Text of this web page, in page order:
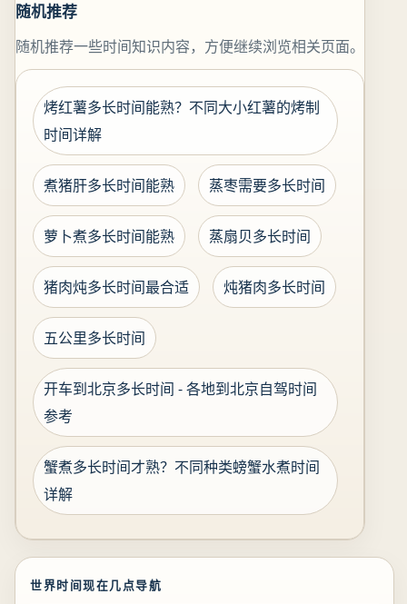
随机推荐
随机推荐一些时间知识内容，方便继续浏览相关页面。
烤红薯多长时间能熟？不同大小红薯的烤制
时间详解
煮猪肝多长时间能熟 蒸枣需要多长时间
萝卜煮多长时间能熟 蒸扇贝多长时间
猪肉炖多长时间最合适 炖猪肉多长时间
五公里多长时间
开车到北京多长时间 - 各地到北京自驾时间
参考
蟹煮多长时间才熟？不同种类螃蟹水煮时间
详解
世界时间现在几点导航